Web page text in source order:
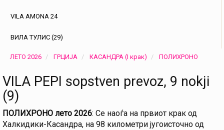
VILA AMONA 24
ВИЛА ТУЛИС (29)
ЛЕТО 2026 ГРЦИЈА КАСАНДРА (I крак) ПОЛИХРОНО
VILA PEPI sopstven prevoz, 9 nokji
(9)
ПОЛИХРОНО лето 2026: Се наоѓа на првиот крак од
Халкидики-Касандра, на 98 километри југоисточно од